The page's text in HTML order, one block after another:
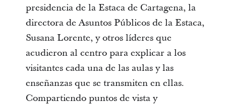
presidencia de la Estaca de Cartagena, la
directora de Asuntos Públicos de la Estaca,
Susana Lorente, y otros líderes que
acudieron al centro para explicar a los
visitantes cada una de las aulas y las
enseñanzas que se transmiten en ellas.
Compartiendo puntos de vista y